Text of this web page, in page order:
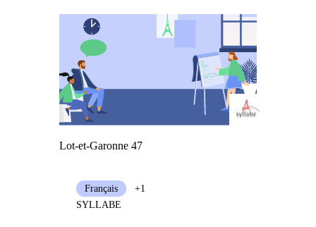
Lot-et-Garonne 47
Français
+1
SYLLABE